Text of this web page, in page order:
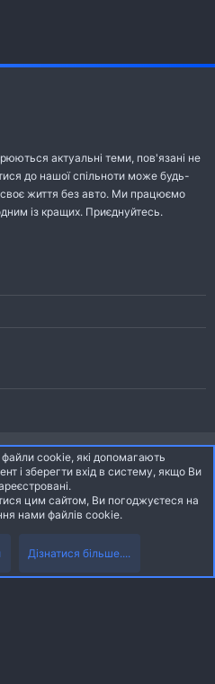
актуальні теми, пов'язані не
до нашої спільноти може будь-
життя без авто. Ми працюємо
із кращих. Приєднуйтесь.
2026 XenForo Ltd.
2022 XenForo Ltd. | dev: Pages
cookie, які допомагають
і зберегти вхід в систему, якщо Ви
цим сайтом, Ви погоджуєтеся на
нами файлів cookie.
Дізнатися більше....